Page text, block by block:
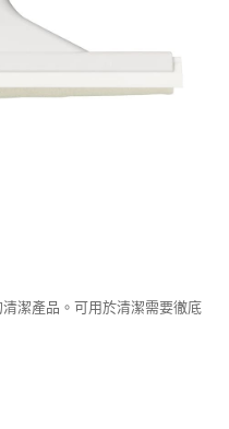
潔產品。可用於清潔需要徹底